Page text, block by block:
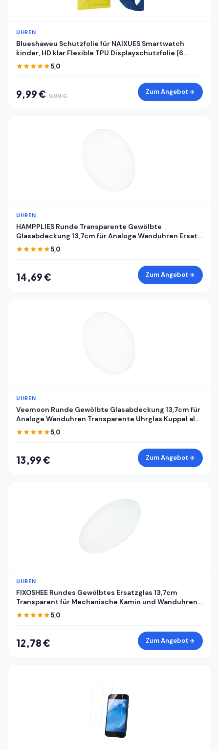
UHREN
Blueshaweu Schutzfolie für NAIXUES Smartwatch
kinder, HD klar Flexible TPU Displayschutzfolie [6
Stück] Kompatibel für NAIXUES 4G kinder GPS
Smartwatch (Transparenz)
5,0
9,99 € 9,99 € Zum Angebot
UHREN
HAMPPLIES Runde Transparente Gewölbte
Glasabdeckung 13,7cm für Analoge Wanduhren Ersatz
Uhrglas Selbstgemacht Abdeckung für Mechanische
Wanduhrzifferblätter
5,0
14,69 € Zum Angebot
UHREN
Veemoon Runde Gewölbte Glasabdeckung 13,7cm für
Analoge Wanduhren Transparente Uhrglas Kuppel als
Ersatz Staubdichte Klare Uhrenglasabdeckung für
Selbstgemacht Uhrreparatur
5,0
13,99 € Zum Angebot
UHREN
FIXOSHEE Rundes Gewölbtes Ersatzglas 13,7cm
Transparent für Mechanische Kamin und Wanduhren
mit Uhrkuppel und Zifferblattabdeckung
5,0
12,78 € Zum Angebot